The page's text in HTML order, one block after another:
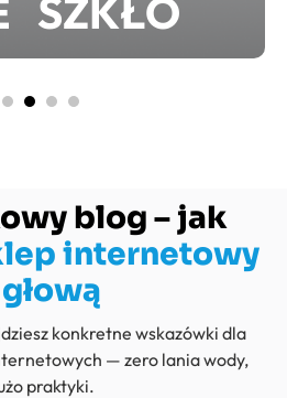
SZKŁO
blog – jak
internetowy
konkretne wskazówki dla
— zero lania wody,
praktyki.